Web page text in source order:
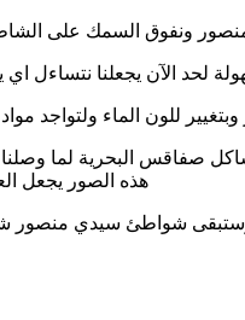
لحد الآن يجعلنا نتساءل اي
صفاقس البحرية لما وصلنا
هذه الصور يجعل
شواطئ سيدي منصور